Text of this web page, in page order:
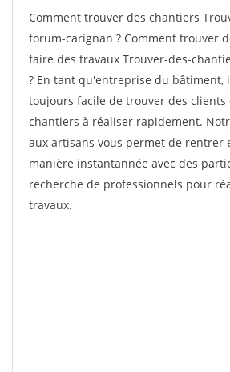
Comment trouver des chantiers
forum-carignan ? Comment trouver
faire des travaux Trouver-des-
? En tant qu'entreprise du bâtiment,
toujours facile de trouver des clients
chantiers à réaliser rapidement.
aux artisans vous permet de rentrer
manière instantannée avec des
recherche de professionnels pour
travaux.